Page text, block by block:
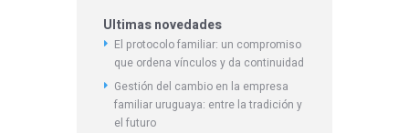
Ultimas novedades
El protocolo familiar: un compromiso
que ordena vínculos y da continuidad
Gestión del cambio en la empresa
familiar uruguaya: entre la tradición y
el futuro